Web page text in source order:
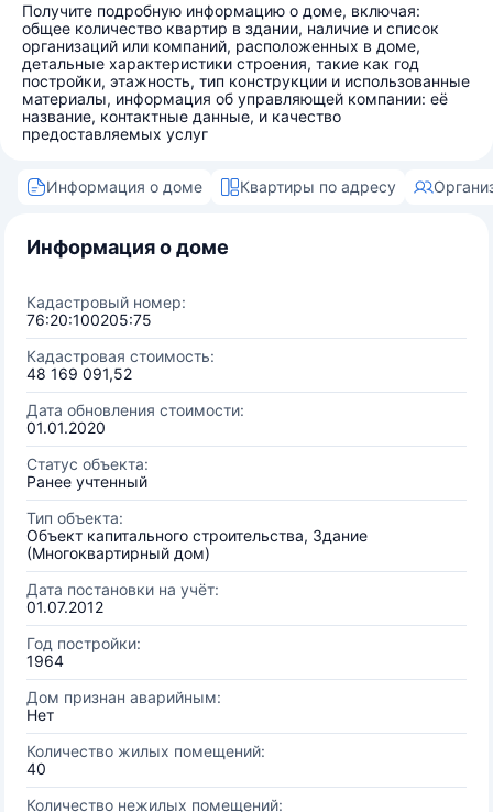
Получите подробную информацию о доме, включая:
общее количество квартир в здании, наличие и список
организаций или компаний, расположенных в доме,
детальные характеристики строения, такие как год
постройки, этажность, тип конструкции и использованные
материалы, информация об управляющей компании: её
название, контактные данные, и качество
предоставляемых услуг
Информация о доме Квартиры по адресу
Информация о доме
Кадастровый номер:
76:20:100205:75
Кадастровая стоимость:
48 169 091,52
Дата обновления стоимости:
01.01.2020
Статус объекта:
Ранее учтенный
Тип объекта:
Объект капитального строительства, Здание
(Многоквартирный дом)
Дата постановки на учёт:
01.07.2012
Год постройки:
1964
Дом признан аварийным:
Нет
Количество жилых помещений:
40
Количество нежилых помещений: